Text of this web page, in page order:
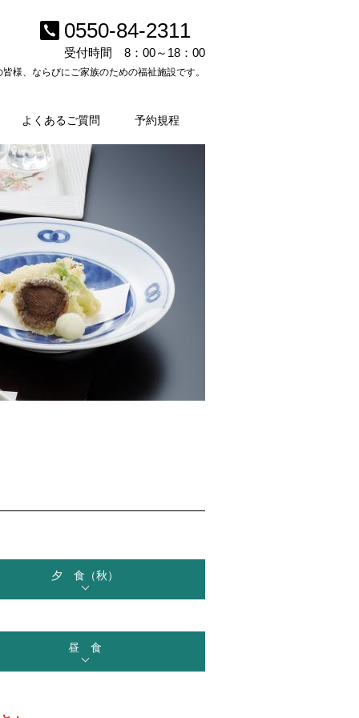
0550-84-2311
受付時間 8：00～18：00
様、ならびにご家族のための福祉施設です。
よくあるご質問 予約規程
夕 食（秋）
昼 食